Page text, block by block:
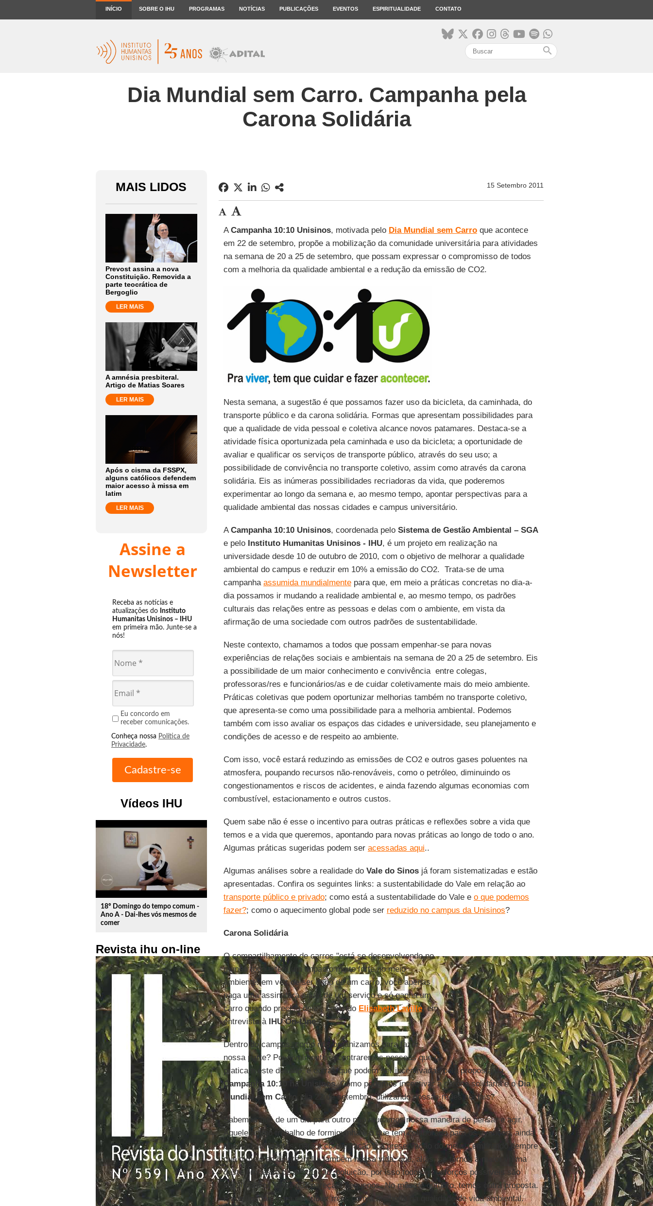
INÍCIO SOBRE O IHU PROGRAMAS NOTÍCIAS PUBLICAÇÕES EVENTOS ESPIRITUALIDADE CONTATO
search
Dia Mundial sem Carro. Campanha pela
Carona Solidária
MAIS LIDOS
Prevost assina a nova
Constituição. Removida a
parte teocrática de
Bergoglio
LER MAIS
A amnésia presbiteral.
Artigo de Matias Soares
LER MAIS
Após o cisma da FSSPX,
alguns católicos defendem
maior acesso à missa em
latim
LER MAIS
Assine a
Newsletter
Receba as notícias e
atualizações do Instituto
Humanitas Unisinos – IHU
em primeira mão. Junte-se a
nós!
Eu concordo em
receber comunicações.
Conheça nossa Política de
Privacidade.
Vídeos IHU
play_circle_outline
18º Domingo do tempo comum -
Ano A - Dai-lhes vós mesmos de
comer
Revista ihu on-line
15 Setembro 2011
ACampanha 10:10 Unisinos, motivada pelo Dia Mundial sem Carroque acontece
em 22 de setembro, propõe a mobilização da comunidade universitária para atividades
na semana de 20 a 25 de setembro, que possam expressar o compromisso de todos
com a melhoria da qualidade ambiental e a redução da emissão de CO2.
Nesta semana, a sugestão é que possamos fazer uso da bicicleta, da caminhada, do
transporte público e da carona solidária. Formas que apresentam possibilidades para
que a qualidade de vida pessoal e coletiva alcance novos patamares. Destaca-se a
atividade física oportunizada pela caminhada e uso da bicicleta; a oportunidade de
avaliar e qualificar os serviços de transporte público, através do seu uso; a
possibilidade de convivência no transporte coletivo, assim como através da carona
solidária. Eis as inúmeras possibilidades recriadoras da vida, que poderemos
experimentar ao longo da semana e, ao mesmo tempo, apontar perspectivas para a
qualidade ambiental das nossas cidades e campus universitário.
ACampanha 10:10 Unisinos, coordenada pelo Sistema de Gestão Ambiental – SGA
e pelo Instituto Humanitas Unisinos - IHU, é um projeto em realização na
universidade desde 10 de outubro de 2010, com o objetivo de melhorar a qualidade
ambiental do campus e reduzir em 10% a emissão do CO2. Trata-se de uma
campanha assumida mundialmentepara que, em meio a práticas concretas no dia-a-
dia possamos ir mudando a realidade ambiental e, ao mesmo tempo, os padrões
culturais das relações entre as pessoas e delas com o ambiente, em vista da
afirmação de uma sociedade com outros padrões de sustentabilidade.
Neste contexto, chamamos a todos que possam empenhar-se para novas
experiências de relações sociais e ambientais na semana de 20 a 25 de setembro. Eis
a possibilidade de um maior conhecimento e convivência entre colegas,
professoras/res e funcionários/as e de cuidar coletivamente mais do meio ambiente.
Práticas coletivas que podem oportunizar melhorias também no transporte coletivo,
que apresenta-se como uma possibilidade para a melhoria ambiental. Podemos
também com isso avaliar os espaços das cidades e universidade, seu planejamento e
condições de acesso e de respeito ao ambiente.
Com isso, você estará reduzindo as emissões de CO2 e outros gases poluentes na
atmosfera, poupando recursos não-renováveis, como o petróleo, diminuindo os
congestionamentos e riscos de acidentes, e ainda fazendo algumas economias com
combustível, estacionamento e outros custos.
Quem sabe não é esse o incentivo para outras práticas e reflexões sobre a vida que
temos e a vida que queremos, apontando para novas práticas ao longo de todo o ano.
Algumas práticas sugeridas podem ser acessadas aqui..
Algumas análises sobre a realidade do Vale do Sinos já foram sistematizadas e estão
apresentadas. Confira os seguintes links: a sustentabilidade do Vale em relação ao
transporte público e privado; como está a sustentabilidade do Vale e o que podemos
fazer?; como o aquecimento global pode ser reduzido no campus da Unisinos?
Carona Solidária
O compartilhamento de carros "está se desenvolvendo no
mundo todo e tem um impacto muito forte no meio
ambiente: em vez de ser dono de um carro, você apenas
paga uma assinatura anual de um serviço e só ganha um
carro quando precisa dele", segundo Elisabeth Laville, em
entrevista à IHU On-Line.
Dentro do campus, como nós organizamos para fazer
nossa parte? Possivelmente encontraremos pessoas que já
praticam este desafio, e outras que podem ser incentivadas pela proposta da
Campanha 10:10 na Unisinos. Como podemos incentivar a carona solidária e oDia
Mundial sem Carro, dia 22 de setembro, utilizando nossas redes sociais?
Sabemos que de um dia para outro não mudamos nossa maneira de pensar e agir.
Aquele antigo trabalho de formiguinha é o que tem colaborado para os avanços, ainda
que não suficientes, para a conservação e a preservação do meio. Lembrando sempre
que o meio ambiente inclui também nossa vida, que, aliás, se tornou a maior vítima
deste processo de destruição, poluição, por isso todos os esforços possíveis são
significativos ainda que pareçam pequenos. No mês de outubro, temos outra proposta.
Fique ligado/a para contribuir mais com a melhoria da qualidade de vida ambiental.